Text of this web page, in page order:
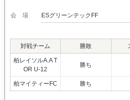
会場 ESグリーンテックFF
対戦チーム 勝敗
柏レイソルA.A T
OR U-12
勝ち
柏マイティーFC 勝ち